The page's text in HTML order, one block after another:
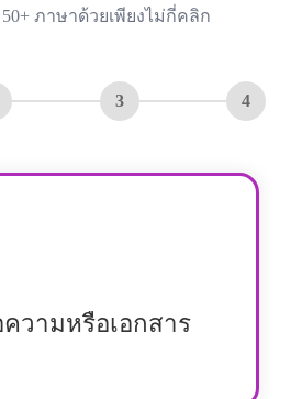
ภาษาด้วยเพียงไม่กี่คลิก
3 4
วามหรือเอกสาร